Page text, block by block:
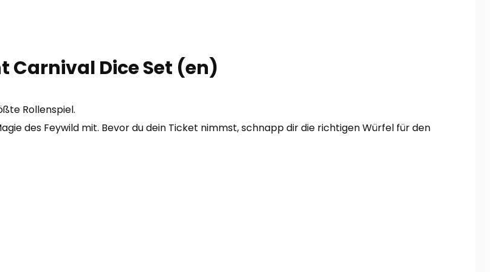
Carnival Dice Set (en)
Rollenspiel.
des Feywild mit. Bevor du dein Ticket nimmst, schnapp dir die richtigen Würfel für den